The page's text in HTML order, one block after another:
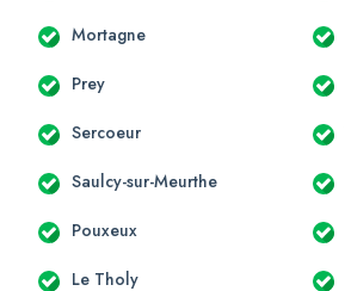
Mortagne
Prey
Sercoeur
Saulcy-sur-Meurthe
Pouxeux
Le Tholy